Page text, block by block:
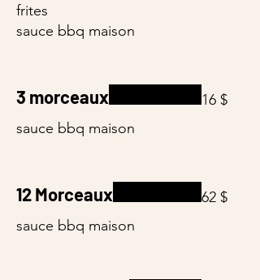
frites
3 morceaux
sauce bbq maison
16 $
12 Morceaux
sauce bbq maison
62 $